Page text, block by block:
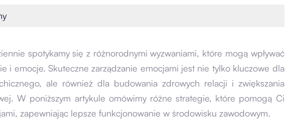
spotykamy się z różnorodnymi wyzwaniami, które mogą wpływać
i emocje. Skuteczne zarządzanie emocjami jest nie tylko kluczowe dla
ale również dla budowania zdrowych relacji i zwiększania
W poniższym artykule omówimy różne strategie, które pomogą Ci
zapewniając lepsze funkcjonowanie w środowisku zawodowym.